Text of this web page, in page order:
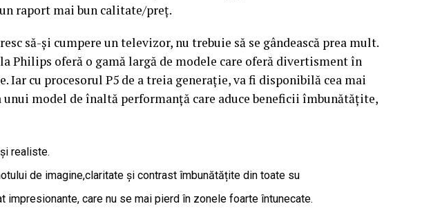
raport mai bun calitate/preț.
să-și cumpere un televizor, nu trebuie să se gândească prea mult.
Philips oferă o gamă largă de modele care oferă divertisment în
Iar cu procesorul P5 de a treia generație, va fi disponibilă cea mai
unui model de înaltă performanță care aduce beneficii îmbunătățite,
realiste.
de imagine,claritate și contrast îmbunătățite din toate su
impresionante, care nu se mai pierd în zonele foarte întunecate.